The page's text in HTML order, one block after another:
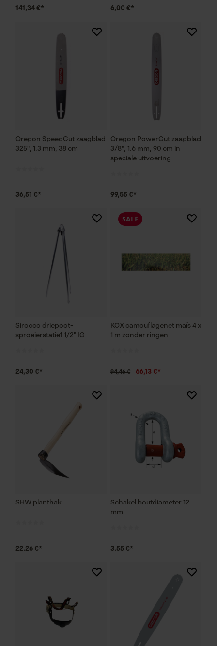
141,34 €* 6,00 €*
Oregon SpeedCut zaagblad
325", 1.3 mm, 38 cm
36,51 €*
Oregon PowerCut zaagblad
3/8", 1.6 mm, 90 cm in
speciale uitvoering
99,55 €*
Sirocco driepoot-
sproeierstatief 1/2" IG
24,30 €*
KOX camouflagenet maïs 4 x
1 m zonder ringen
SALE
94,46 € 66,13 €*
SHW planthak
22,26 €*
Schakel boutdiameter 12
mm
3,55 €*